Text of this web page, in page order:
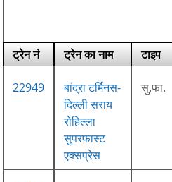
ट्रेन नं ट्रेन का नाम टाइप
22949
बांद्रा टर्मिनस-
दिल्ली सराय
रोहिल्ला
सुपरफास्ट
एक्सप्रेस
सु.फा.